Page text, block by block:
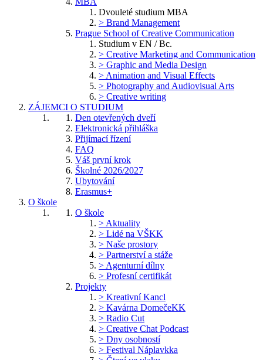
Dvouleté studium MBA
> Brand Management
Prague School of Creative Communication
Studium v EN / Bc.
> Creative Marketing and Communication
> Graphic and Media Design
> Animation and Visual Effects
> Photography and Audiovisual Arts
> Creative writing
ZÁJEMCI O STUDIUM
Den otevřených dveří
Elektronická přihláška
Přijímací řízení
FAQ
Váš první krok
Školné 2026/2027
Ubytování
Erasmus+
O škole
O škole
> Aktuality
> Lidé na VŠKK
> Naše prostory
> Partnerství a stáže
> Agenturní dílny
> Profesní certifikát
Projekty
> Kreativní Kancl
> Kavárna DomečeKK
> Radio Cut
> Creative Chat Podcast
> Dny osobností
> Festival Náplavkka